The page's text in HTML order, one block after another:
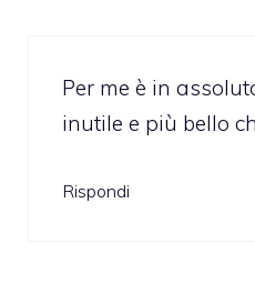
Per me è in
inutile e più bello
Rispondi